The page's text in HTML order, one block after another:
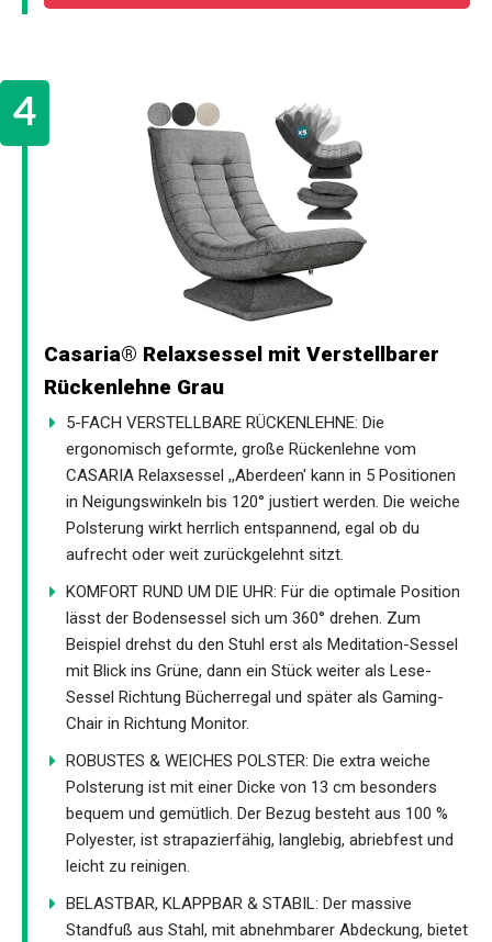
Casaria® Relaxsessel mit Verstellbarer
Rückenlehne Grau
5-FACH VERSTELLBARE RÜCKENLEHNE: Die
ergonomisch geformte, große Rückenlehne vom
CASARIA Relaxsessel ,,Aberdeen' kann in 5 Positionen
in Neigungswinkeln bis 120° justiert werden. Die weiche
Polsterung wirkt herrlich entspannend, egal ob du
aufrecht oder weit zurückgelehnt sitzt.
KOMFORT RUND UM DIE UHR: Für die optimale Position
lässt der Bodensessel sich um 360° drehen. Zum
Beispiel drehst du den Stuhl erst als Meditation-Sessel
mit Blick ins Grüne, dann ein Stück weiter als Lese-
Sessel Richtung Bücherregal und später als Gaming-
Chair in Richtung Monitor.
ROBUSTES & WEICHES POLSTER: Die extra weiche
Polsterung ist mit einer Dicke von 13 cm besonders
bequem und gemütlich. Der Bezug besteht aus 100 %
Polyester, ist strapazierfähig, langlebig, abriebfest und
leicht zu reinigen.
BELASTBAR, KLAPPBAR & STABIL: Der massive
Standfuß aus Stahl, mit abnehmbarer Abdeckung, bietet